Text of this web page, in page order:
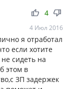
thumb_up thumb_down
4
4 Июл 2016
я отработал
если хотите
сидеть на
этом в
ЗП задержек